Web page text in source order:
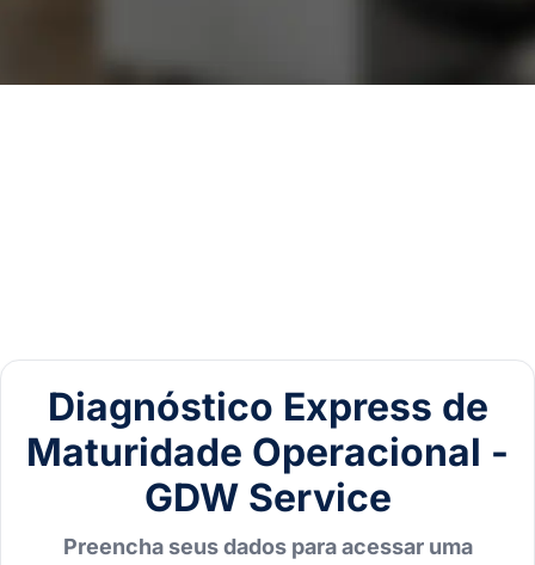
Diagnóstico Express de
Maturidade Operacional -
GDW Service
Preencha seus dados para acessar uma